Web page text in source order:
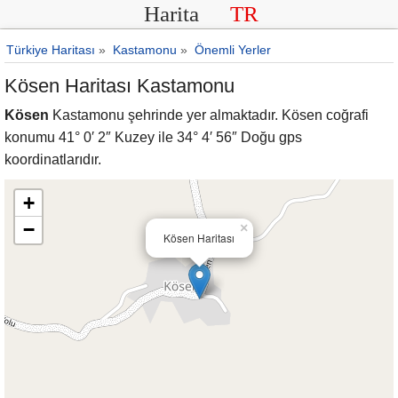
Harita TR
Türkiye Haritası » Kastamonu » Önemli Yerler
Kösen Haritası Kastamonu
Kösen Kastamonu şehrinde yer almaktadır. Kösen coğrafi
konumu 41° 0′ 2″ Kuzey ile 34° 4′ 56″ Doğu gps
koordinatlarıdır.
Kösen Haritası
×
+
−